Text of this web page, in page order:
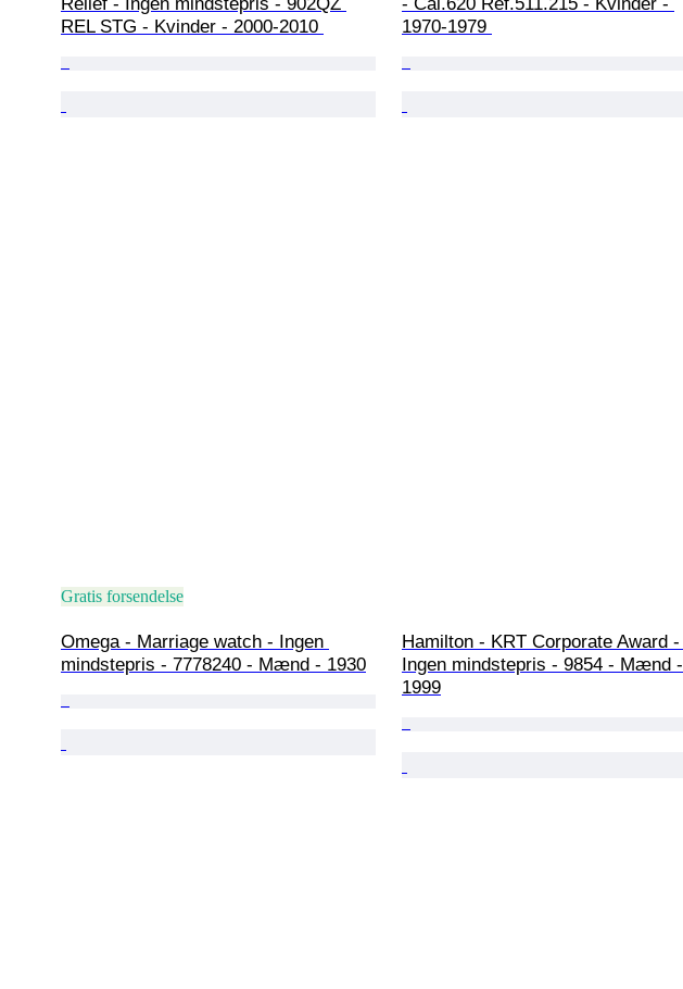
REL STG - Kvinder - 2000-2010
1970-1979
Gratis forsendelse
Omega - Marriage watch - Ingen
mindstepris - 7778240 - Mænd - 1930
Hamilton - KRT Corporate Award -
Ingen mindstepris - 9854 - Mænd -
1999